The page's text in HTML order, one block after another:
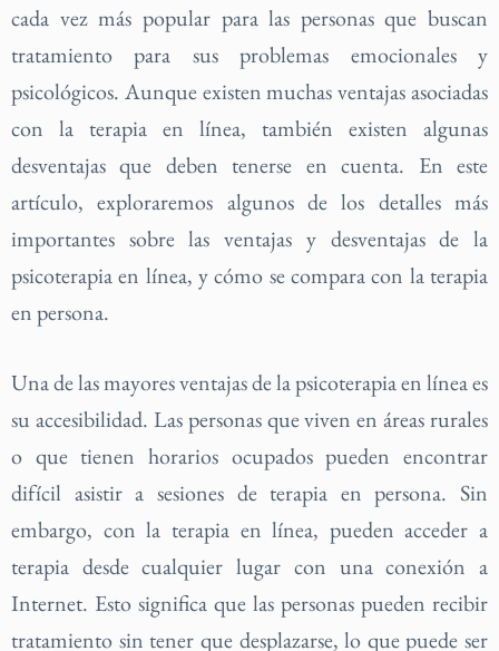
cada vez más popular para las personas que buscan
tratamiento para sus problemas emocionales y
psicológicos. Aunque existen muchas ventajas asociadas
con la terapia en línea, también existen algunas
desventajas que deben tenerse en cuenta. En este
artículo, exploraremos algunos de los detalles más
importantes sobre las ventajas y desventajas de la
psicoterapia en línea, y cómo se compara con la terapia
en persona.
Una de las mayores ventajas de la psicoterapia en línea es
su accesibilidad. Las personas que viven en áreas rurales
o que tienen horarios ocupados pueden encontrar
difícil asistir a sesiones de terapia en persona. Sin
embargo, con la terapia en línea, pueden acceder a
terapia desde cualquier lugar con una conexión a
Internet. Esto significa que las personas pueden recibir
tratamiento sin tener que desplazarse, lo que puede ser